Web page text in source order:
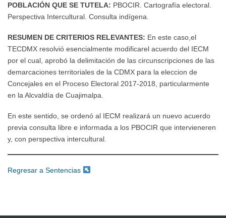
POBLACIÓN QUE SE TUTELA: PBOCIR. Cartografía electoral.
Perspectiva Intercultural. Consulta indígena.
RESUMEN DE CRITERIOS RELEVANTES: En este caso,el
TECDMX resolvió esencialmente modificarel acuerdo del IECM
por el cual, aprobó la delimitación de las circunscripciones de las
demarcaciones territoriales de la CDMX para la eleccion de
Concejales en el Proceso Electoral 2017-2018, particularmente
en la Alcvaldía de Cuajimalpa.
En este sentido, se ordenó al IECM realizará un nuevo acuerdo
previa consulta libre e informada a los PBOCIR que intervieneren
y, con perspectiva intercultural.
Regresar a Sentencias